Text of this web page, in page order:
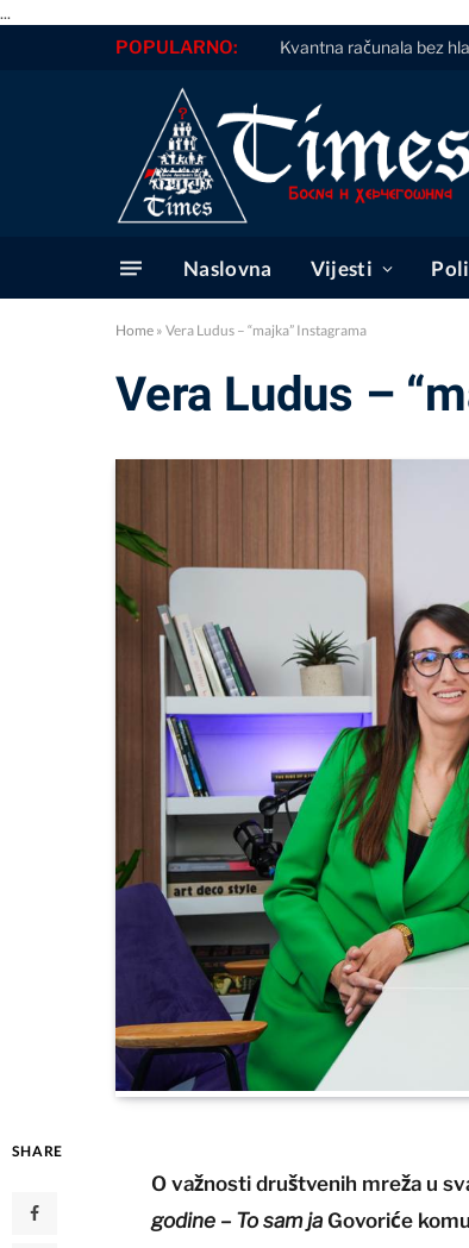
...
POPULARNO: Kvantna računala bez
Naslovna Vijesti
Home » Vera Ludus – “majka” Instagrama
Vera Ludus –
SHARE
O važnosti društvenih mreža u
godine – To sam ja Govoriće